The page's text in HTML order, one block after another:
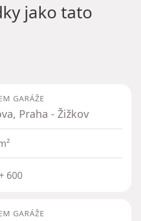
jako tato
GARÁŽE
Praha - Žižkov
600
GARÁŽE